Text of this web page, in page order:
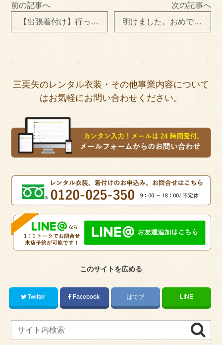
前の記事へ
【出張着付け】行って来ました～＼(^o^)／
次の記事へ
明けました。おめでとうございます。
三栗矢のレンタル衣装・その他事業内容について
はお気軽にお問い合わせください。
このサイトを広める
Twitter Facebook はてブ LINE